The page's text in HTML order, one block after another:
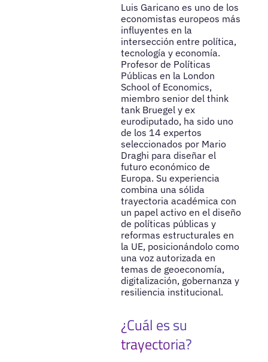
Luis Garicano es uno de los
economistas europeos más
influyentes en la
intersección entre política,
tecnología y economía.
Profesor de Políticas
Públicas en la London
School of Economics,
miembro senior del think
tank Bruegel y ex
eurodiputado, ha sido uno
de los 14 expertos
seleccionados por Mario
Draghi para diseñar el
futuro económico de
Europa. Su experiencia
combina una sólida
trayectoria académica con
un papel activo en el diseño
de políticas públicas y
reformas estructurales en
la UE, posicionándolo como
una voz autorizada en
temas de geoeconomía,
digitalización, gobernanza y
resiliencia institucional.
¿Cuál es su
trayectoria?